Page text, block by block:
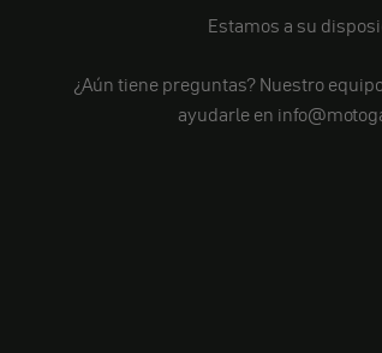
Estamos a su
¿Aún tiene preguntas? Nuestro
ayudarle en